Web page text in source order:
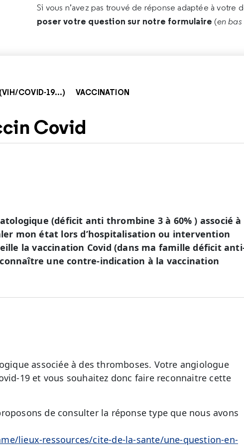
Si vous n’avez pas trouvé de réponse adaptée à votre
poser votre question sur notre formulaire (en
COVID-19...) VACCINATION
Covid
(déficit anti thrombine 3 à 60% ) associé à
mon état lors d’hospitalisation ou intervention
la vaccination Covid (dans ma famille déficit
une contre-indication à la vaccination
associée à des thromboses. Votre angiologue
19 et vous souhaitez donc faire reconnaitre cette
de consulter la réponse type que nous avons
lieux-ressources/cite-de-la-sante/une-question-en-